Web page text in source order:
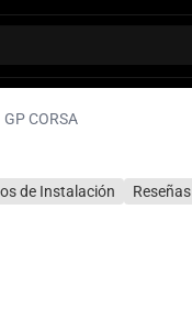
GP CORSA
de Instalación Reseñas